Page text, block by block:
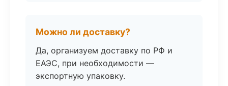
Можно ли доставку?
Да, организуем доставку по РФ и
ЕАЭС, при необходимости —
экспортную упаковку.